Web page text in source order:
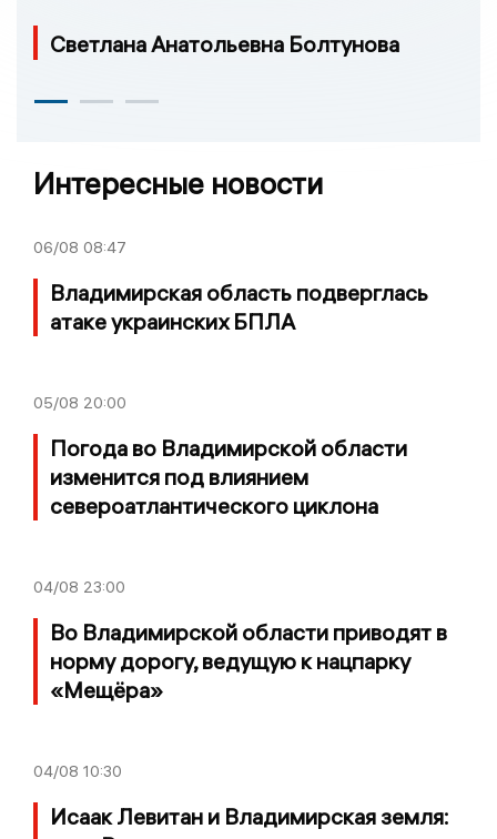
Светлана Анатольевна Болтунова
Интересные новости
06/08 08:47
Владимирская область подверглась
атаке украинских БПЛА
05/08 20:00
Погода во Владимирской области
изменится под влиянием
североатлантического циклона
04/08 23:00
Во Владимирской области приводят в
норму дорогу, ведущую к нацпарку
«Мещёра»
04/08 10:30
Исаак Левитан и Владимирская земля: